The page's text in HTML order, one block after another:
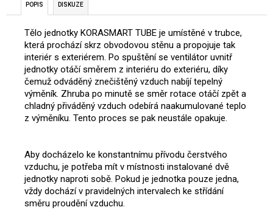
POPIS DISKUZE
Tělo jednotky KORASMART TUBE je umístěné v trubce,
která prochází skrz obvodovou stěnu a propojuje tak
interiér s exteriérem. Po spuštění se ventilátor uvnitř
jednotky otáčí směrem z interiéru do exteriéru, díky
čemuž odváděný znečištěný vzduch nabíjí tepelný
výměník. Zhruba po minutě se směr rotace otáčí zpět a
chladný přiváděný vzduch odebírá naakumulované teplo
z výměníku. Tento proces se pak neustále opakuje.
Aby docházelo ke konstantnímu přívodu čerstvého
vzduchu, je potřeba mít v místnosti instalované dvě
jednotky naproti sobě. Pokud je jednotka pouze jedna,
vždy dochází v pravidelných intervalech ke střídání
směru proudění vzduchu.